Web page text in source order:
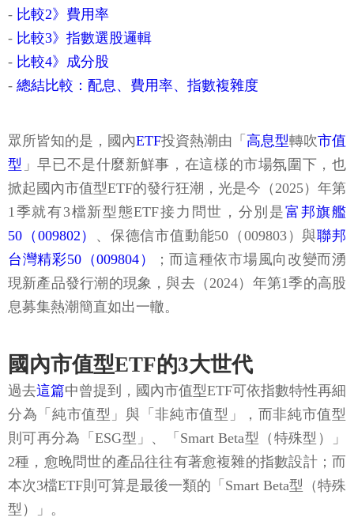
- 比較2》費用率
- 比較3》指數選股邏輯
- 比較4》成分股
- 總結比較：配息、費用率、指數複雜度
眾所皆知的是，國內ETF投資熱潮由「 高息型轉吹市值
型 」早已不是什麼新鮮事，在這樣的市場氛圍下，也
掀起國內市值型ETF的發行狂潮，光是今（2025）年第
1季就有3檔新型態ETF接力問世，分別是富邦旗艦
50（009802） 、保德信市值動能50（009803）與聯邦
台灣精彩50（009804）
；而這種依市場風向改變而湧
現新產品發行潮的現象，與去（2024）年第1季的高股
息募集熱潮簡直如出一轍。
國內市值型ETF的3大世代
過去這篇中曾提到，國內市值型ETF可依指數特性再細
分為「純市值型」與「非純市值型」，而非純市值型
則可再分為「ESG型」、「Smart Beta型（特殊型）」
2種，愈晚問世的產品往往有著愈複雜的指數設計；而
本次3檔ETF則可算是最後一類的「Smart Beta型（特殊
型）」。